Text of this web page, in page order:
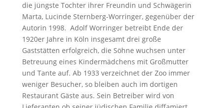
die jüngste Tochter ihrer Freundin und Schwägerin
Marta, Lucinde Sternberg-Worringer, gegenüber der
Autorin 1998. Adolf Worringer betreibt Ende der
1920er Jahre in Köln insgesamt drei große
Gaststätten erfolgreich, die Söhne wuchsen unter
Betreuung eines Kindermädchens mit Großmutter
und Tante auf. Ab 1933 verzeichnet der Zoo immer
weniger Besucher, so bleiben auch im dortigen
Restaurant Gäste aus. Sein Betreiber wird von